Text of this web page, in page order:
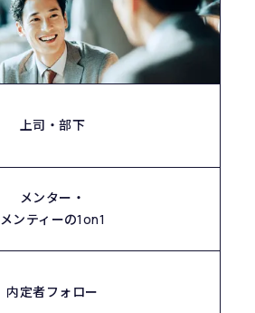
上司・部下
メンター・
メンティーの1on1
内定者フォロー